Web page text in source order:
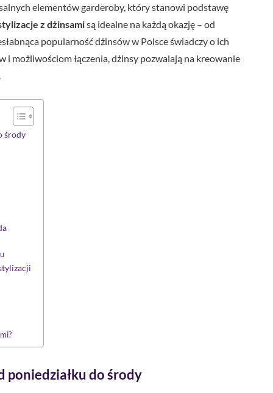
elementów garderoby, który stanowi podstawę
z dżinsamisą idealne na każdą okazję – od
popularność dżinsów w Polsce świadczy o ich
możliwościom łączenia, dżinsy pozwalają na kreowanie
środy
poniedziałku do środy